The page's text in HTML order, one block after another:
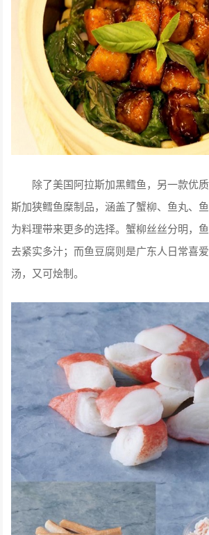
除了美国阿拉斯加黑鳕鱼，另一款优
斯加狭鳕鱼糜制品，涵盖了蟹柳、鱼丸、鱼
为料理带来更多的选择。蟹柳丝丝分明，
去紧实多汁；而鱼豆腐则是广东人日常喜
汤，又可烩制。